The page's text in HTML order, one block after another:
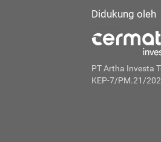
Didukung oleh
PT Artha Investa
KEP-7/PM.21/